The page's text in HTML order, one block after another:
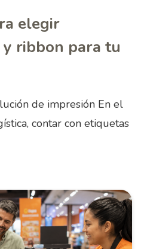
elegir
ribbon para tu
de impresión En el
contar con etiquetas